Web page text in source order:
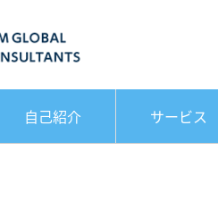
自己紹介 サービス